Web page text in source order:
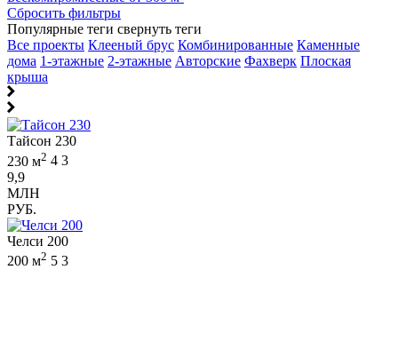
Сбросить фильтры
Популярные теги свернуть теги
Все проекты Клееный брус Комбинированные Каменные
дома 1-этажные 2-этажные Авторские Фахверк Плоская
крыша
Тайсон 230
230 м2 4 3
9,9
МЛН
РУБ.
Челси 200
200 м2 5 3